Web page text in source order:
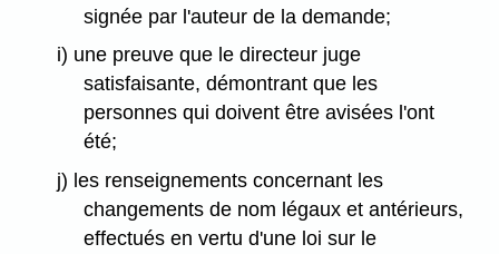
signée par l'auteur de la demande;
i) une preuve que le directeur juge
satisfaisante, démontrant que les
personnes qui doivent être avisées l'ont
été;
j) les renseignements concernant les
changements de nom légaux et antérieurs,
effectués en vertu d'une loi sur le